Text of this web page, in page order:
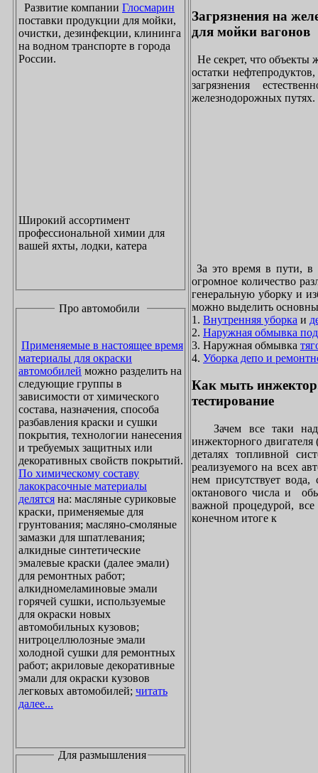
Развитие компании Глосмарин
поставки продукции для мойки,
очистки, дезинфекции, клининга
на водном транспорте в города
России.
Широкий ассортимент
профессиональной химии для
вашей яхты, лодки, катера
Про автомобили
Применяемые в настоящее время
материалы для окраски
автомобилей можно разделить на
следующие группы в
зависимости от химического
состава, назначения, способа
разбавления краски и сушки
покрытия, технологии нанесения
и требуемых защитных или
декоративных свойств покрытий.
По химическому составу
лакокрасочные материалы
делятся на: масляные суриковые
краски, применяемые для
грунтования; масляно-смоляные
замазки для шпатлевания;
алкидные синтетические
эмалевые краски (далее эмали)
для ремонтных работ;
алкидномеламиновые эмали
горячей сушки, используемые
для окраски новых
автомобильных кузовов;
нитроцеллюлозные эмали
холодной сушки для ремонтных
работ; акриловые декоративные
эмали для окраски кузовов
легковых автомобилей; читать
далее...
Для размышления
Загрязнения на
для мойки вагонов
Не секрет, что объекты
остатки нефтепродуктов,
загрязнения
железнодорожных путях.
За это время в пути,
огромное количество
генеральную уборку и
можно выделить
1. Внутренняя уборка и
2. Наружная обмывка
3. Наружная обмывка
4. Уборка депо и
Как мыть
тестирование
Зачем все таки
инжекторного
деталях топливной
реализуемого на всех
нем присутствует
октанового числа и
важной процедурой, все
конечном итоге к